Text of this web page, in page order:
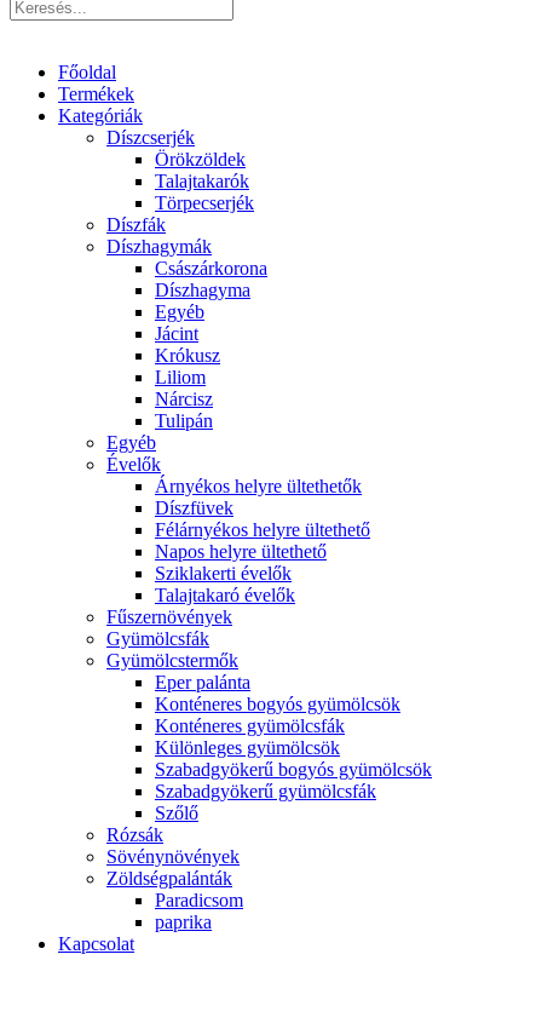
Főoldal
Termékek
Kategóriák
Díszcserjék
Örökzöldek
Talajtakarók
Törpecserjék
Díszfák
Díszhagymák
Császárkorona
Díszhagyma
Egyéb
Jácint
Krókusz
Liliom
Nárcisz
Tulipán
Egyéb
Évelők
Árnyékos helyre ültethetők
Díszfüvek
Félárnyékos helyre ültethető
Napos helyre ültethető
Sziklakerti évelők
Talajtakaró évelők
Fűszernövények
Gyümölcsfák
Gyümölcstermők
Eper palánta
Konténeres bogyós gyümölcsök
Konténeres gyümölcsfák
Különleges gyümölcsök
Szabadgyökerű bogyós gyümölcsök
Szabadgyökerű gyümölcsfák
Szőlő
Rózsák
Sövénynövények
Zöldségpalánták
Paradicsom
paprika
Kapcsolat